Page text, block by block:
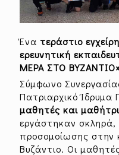
Ένα τεράστιο
ερευνητική
ΜΕΡΑ ΣΤΟ
Σύμφωνο
Πατριαρχικό
μαθητές και
εργάστηκαν
προσομοίωσης στην
Βυζάντιο. Οι